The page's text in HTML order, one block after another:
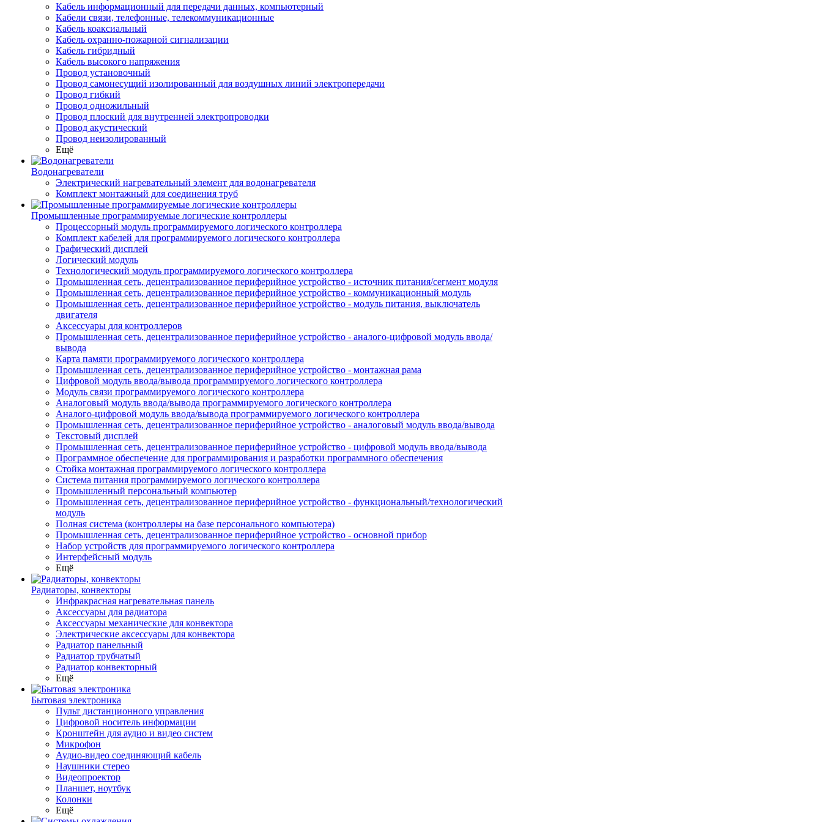
Кабель информационный для передачи данных, компьютерный
Кабели связи, телефонные, телекоммуникационные
Кабель коаксиальный
Кабель охранно-пожарной сигнализации
Кабель гибридный
Кабель высокого напряжения
Провод установочный
Провод самонесущий изолированный для воздушных линий электропередачи
Провод гибкий
Провод одножильный
Провод плоский для внутренней электропроводки
Провод акустический
Провод неизолированный
Ещё
Водонагреватели
Электрический нагревательный элемент для водонагревателя
Комплект монтажный для соединения труб
Промышленные программируемые логические контроллеры
Процессорный модуль программируемого логического контроллера
Комплект кабелей для программируемого логического контроллера
Графический дисплей
Логический модуль
Технологический модуль программируемого логического контроллера
Промышленная сеть, децентрализованное периферийное устройство - источник питания/сегмент модуля
Промышленная сеть, децентрализованное периферийное устройство - коммуникационный модуль
Промышленная сеть, децентрализованное периферийное устройство - модуль питания, выключатель
двигателя
Аксессуары для контроллеров
Промышленная сеть, децентрализованное периферийное устройство - аналого-цифровой модуль ввода/
вывода
Карта памяти программируемого логического контроллера
Промышленная сеть, децентрализованное периферийное устройство - монтажная рама
Цифровой модуль ввода/вывода программируемого логического контроллера
Модуль связи программируемого логического контроллера
Аналоговый модуль ввода/вывода программируемого логического контроллера
Аналого-цифровой модуль ввода/вывода программируемого логического контроллера
Промышленная сеть, децентрализованное периферийное устройство - аналоговый модуль ввода/вывода
Текстовый дисплей
Промышленная сеть, децентрализованное периферийное устройство - цифровой модуль ввода/вывода
Программное обеспечение для программирования и разработки программного обеспечения
Стойка монтажная программируемого логического контроллера
Система питания программируемого логического контроллера
Промышленный персональный компьютер
Промышленная сеть, децентрализованное периферийное устройство - функциональный/технологический
модуль
Полная система (контроллеры на базе персонального компьютера)
Промышленная сеть, децентрализованное периферийное устройство - основной прибор
Набор устройств для программируемого логического контроллера
Интерфейсный модуль
Ещё
Радиаторы, конвекторы
Инфракрасная нагревательная панель
Аксессуары для радиатора
Аксессуары механические для конвектора
Электрические аксессуары для конвектора
Радиатор панельный
Радиатор трубчатый
Радиатор конвекторный
Ещё
Бытовая электроника
Пульт дистанционного управления
Цифровой носитель информации
Кронштейн для аудио и видео систем
Микрофон
Аудио-видео соединяющий кабель
Наушники стерео
Видеопроектор
Планшет, ноутбук
Колонки
Ещё